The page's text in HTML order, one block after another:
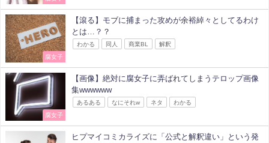
腐女子
【滾る】モブに捕まった攻めが余裕綽々としてるわけ
とは…？？
わかる 同人 商業BL 解釈
腐女子
【画像】絶対に腐女子に弄ばれてしまうテロップ画像
集wwwwww
あるある なにそれw ネタ わかる
ヒプマイコミカライズに「公式と解釈違い」という発